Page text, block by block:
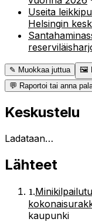
Useita
Helsingin
✎ Muokkaa juttua
🖼
💬 Raportoi tai anna
Keskustelu
Ladataan…
Lähteet
1.
kaupunki